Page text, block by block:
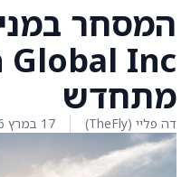
המסחר
Global Inc
מתחדש
דה פליי (TheFly) 17 במרץ 2026